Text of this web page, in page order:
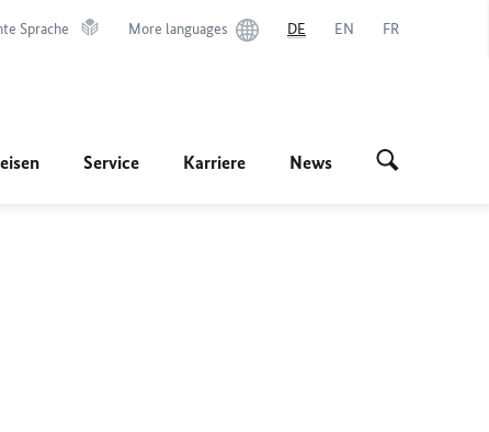
Sprache More languages DE EN FR
Service Karriere News